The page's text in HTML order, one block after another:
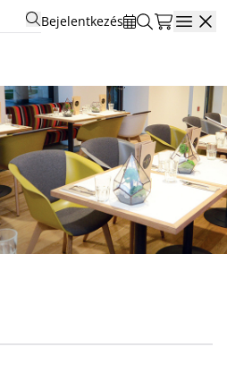
Bejelentkezés